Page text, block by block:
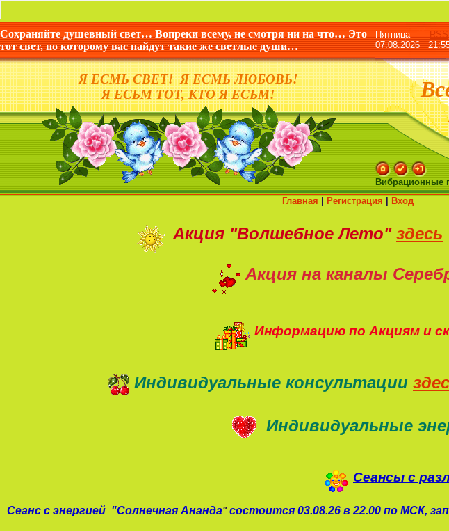
Сохраняйте душевный свет… Вопреки всему, не смотря ни на что… Это
тот свет, по которому вас найдут такие же светлые души…
Я ЕСМЬ СВЕТ! Я ЕСМЬ ЛЮБОВЬ!
Я ЕСЬМ ТОТ, КТО Я ЕСЬМ!
ПятницаRSS
07.08.2026
Вибрационные
Главная
Регистрация Вход
Акция "Волшебное Лето" здесь
Акция на каналы
Информацию по Акциям и
Индивидуальные консультации
Индивидуальные
Сеансы с
Сеанс с энергией "Солнечная Ананда" состоится 03.08.26 в 22.00 по МСК,